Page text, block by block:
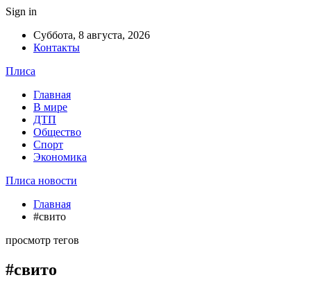
Sign in
Суббота, 8 августа, 2026
Контакты
Плиса
Главная
В мире
ДТП
Общество
Спорт
Экономика
Плиса новости
Главная
#свито
просмотр тегов
#свито